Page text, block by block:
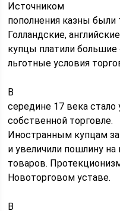
Источником
пополнения казны
Голландские,
купцы платили
льготные условия
В
середине 17 века
собственной торговле.
Иностранным купцам
и увеличили пошлину на
товаров.
Новоторговом уставе.
В